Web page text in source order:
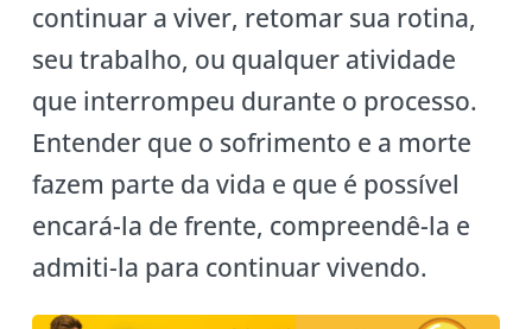
continuar a viver, retomar sua rotina,
seu trabalho, ou qualquer atividade
que interrompeu durante o processo.
Entender que o sofrimento e a morte
fazem parte da vida e que é possível
encará-la de frente, compreendê-la e
admiti-la para continuar vivendo.